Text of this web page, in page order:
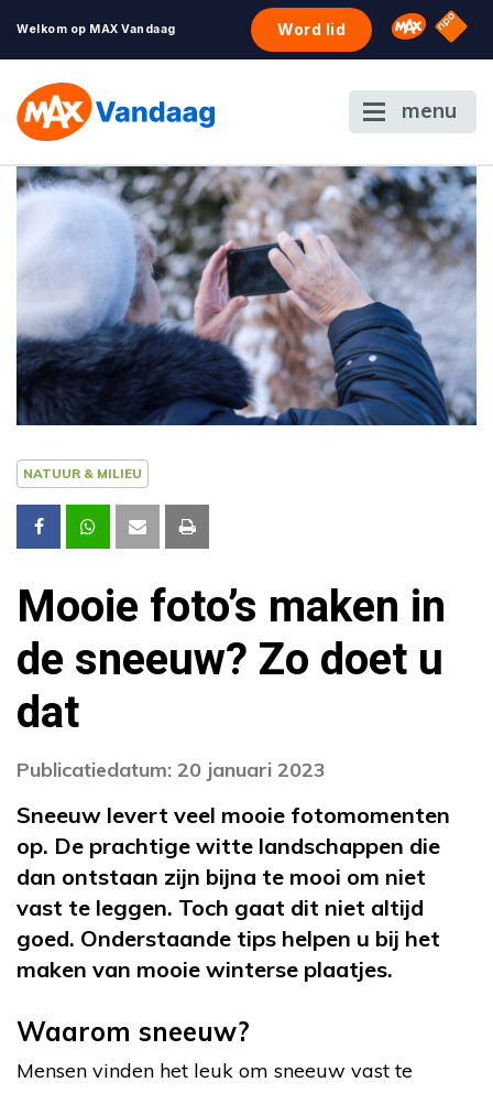
Welkom op MAX Vandaag Word lid Omroep
NPO
menu
NATUUR & MILIEU
Mooie foto’s maken in
de sneeuw? Zo doet u
dat
Publicatiedatum: 20 januari 2023
Sneeuw levert veel mooie fotomomenten
op. De prachtige witte landschappen die
dan ontstaan zijn bijna te mooi om niet
vast te leggen. Toch gaat dit niet altijd
goed. Onderstaande tips helpen u bij het
maken van mooie winterse plaatjes.
Waarom sneeuw?
Mensen vinden het leuk om sneeuw vast te